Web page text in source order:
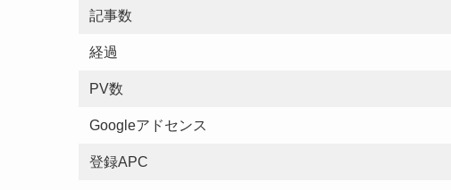
記事数
経過
PV数
Googleアドセンス
登録APC